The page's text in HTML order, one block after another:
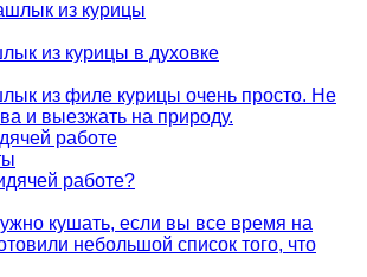
из курицы в духовке
из филе курицы очень просто. Не
и выезжать на природу.
работе?
кушать, если вы все время на
небольшой список того, что